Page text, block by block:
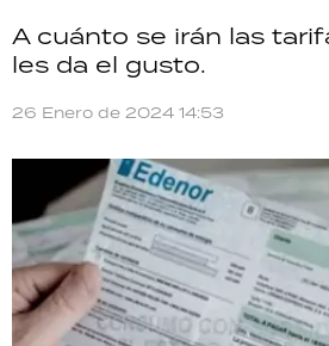
A cuánto se irán las
les da el gusto.
26 Enero de 2024 14:53
SALUD
DEPORTES
TECNOLOGÍA
RECETAS
PALABRAS